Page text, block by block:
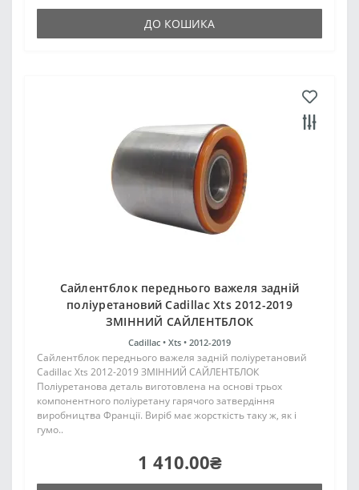
ДО КОШИКА
Сайлентблок переднього важеля задній
поліуретановий Cadillac Xts 2012-2019
ЗМІННИЙ САЙЛЕНТБЛОК
Cadillac • Xts • 2012-2019
Сайлентблок переднього важеля задній поліуретановий
Cadillac Xts 2012-2019 ЗМІННИЙ САЙЛЕНТБЛОК
Поліуретанова деталь виготовлена на основі трьох
компонентного поліуретану гарячого затвердіння
виробництва Франції. Виріб має жорсткість таку ж, як і
гумо..
1 410.00₴